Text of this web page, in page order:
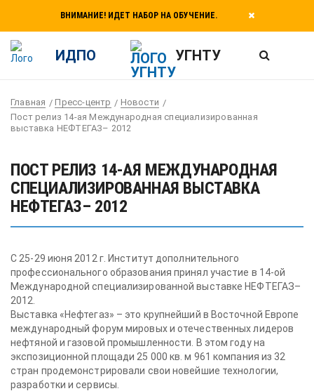
ВНИМАНИЕ! ИДЕТ НАБОР НА ОБУЧЕНИЕ.
ИДПО УГНТУ
Главная Пресс-центр
Новости
Пост релиз 14-ая Международная специализированная
выставка НЕФТЕГАЗ– 2012
ПОСТ РЕЛИЗ 14-АЯ МЕЖДУНАРОДНАЯ
СПЕЦИАЛИЗИРОВАННАЯ ВЫСТАВКА
НЕФТЕГАЗ– 2012
С 25-29 июня 2012 г. Институт дополнительного
профессионального образования принял участие в 14-ой
Международной специализированной выставке НЕФТЕГАЗ–
2012.
Выставка «Нефтегаз» – это крупнейший в Восточной Европе
международный форум мировых и отечественных лидеров
нефтяной и газовой промышленности. В этом году на
экспозиционной площади 25 000 кв. м 961 компания из 32
стран продемонстрировали свои новейшие технологии,
разработки и сервисы.